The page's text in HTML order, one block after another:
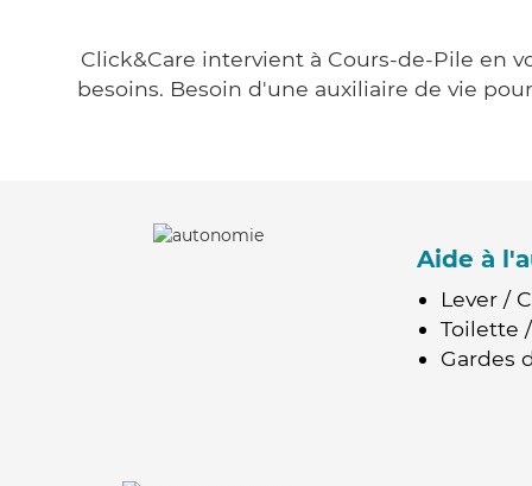
Click&Care intervient à Cours-de-Pile en
besoins. Besoin d'une auxiliaire de vie
Aide à
Lever /
Toilette
Gardes